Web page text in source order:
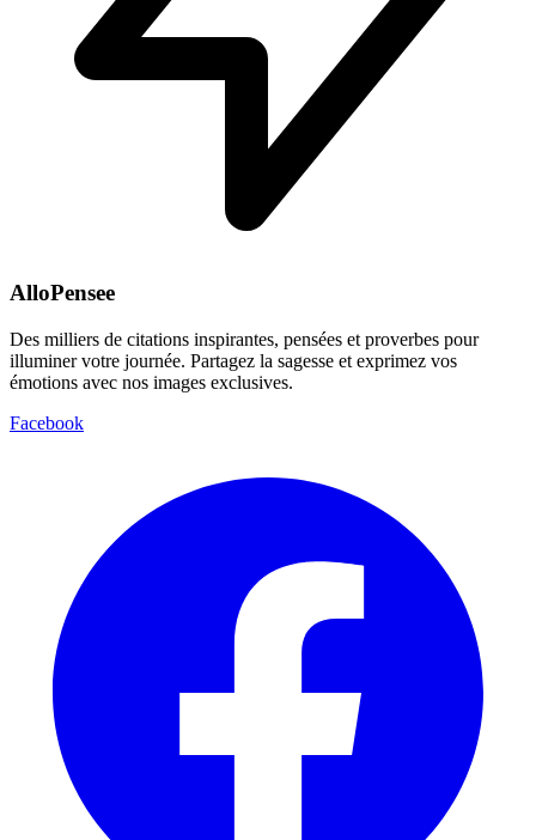
AlloPensee
Des milliers de citations inspirantes, pensées et proverbes pour
illuminer votre journée. Partagez la sagesse et exprimez vos
émotions avec nos images exclusives.
Facebook